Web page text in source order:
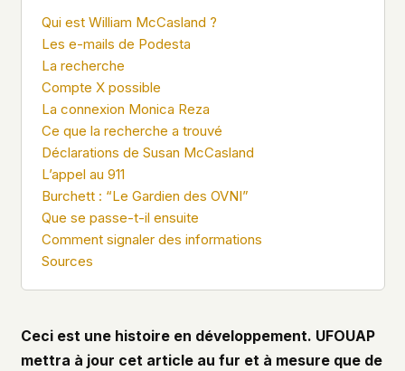
chose not to.
topic attracts government attention, and the
people reading about it deserve to do so without
being watched. If you're a whistleblower, a
military service member, a Hill staffer, or just
someone who's curious – your visit here is yours
alone.
Your internet provider can see that you
resolves the domain. Standard web server logs
don't use them, but we can't pretend they don't
Qui est William McCasland ?
Les e-mails de Podesta
La recherche
Compte X possible
La connexion Monica Reza
Ce que la recherche a trouvé
Déclarations de Susan McCasland
L’appel au 911
Burchett : “Le Gardien des OVNI”
Que se passe-t-il ensuite
Comment signaler des informations
Sources
Ceci est une histoire en développement. UFOUAP
mettra à jour cet article au fur et à mesure que de